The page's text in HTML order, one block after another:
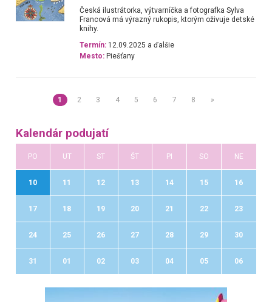
Česká ilustrátorka, výtvarníčka a fotografka Sylva
Francová má výrazný rukopis, ktorým oživuje detské
knihy.
Termín: 12.09.2025 a ďalšie
Mesto: Piešťany
1 2 3 4 5 6 7 8 »
Kalendár podujatí
PO UT ST ŠT PI SO NE
10 11 12 13 14 15 16
17 18 19 20 21 22 23
24 25 26 27 28 29 30
31 01 02 03 04 05 06